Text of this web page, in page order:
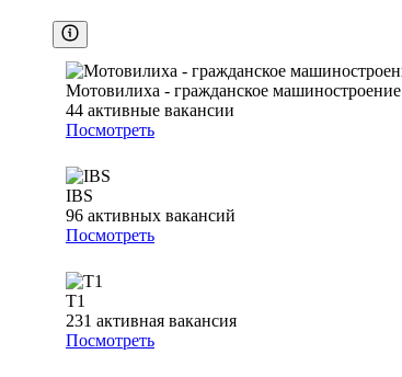
Мотовилиха - гражданское машиностроение
44 активные вакансии
Посмотреть
IBS
96 активных вакансий
Посмотреть
Т1
231 активная вакансия
Посмотреть